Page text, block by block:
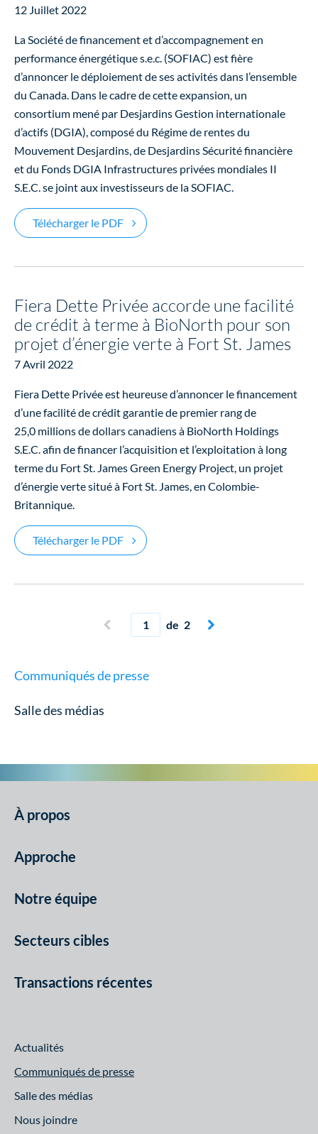
Communiqués de presse
Salle des médias
12 Juillet 2022
La Société de financement et d’accompagnement en
performance énergétique s.e.c. (SOFIAC) est fière
d’annoncer le déploiement de ses activités dans l’ensemble
du Canada. Dans le cadre de cette expansion, un
consortium mené par Desjardins Gestion internationale
d’actifs (DGIA), composé du Régime de rentes du
Mouvement Desjardins, de Desjardins Sécurité financière
et du Fonds DGIA Infrastructures privées mondiales II
S.E.C. se joint aux investisseurs de la SOFIAC.
Télécharger le PDFFiera Dette Privée contribue à
Fiera Dette Privée accorde une facilité
de crédit à terme à BioNorth pour son
projet d’énergie verte à Fort St. James
7 Avril 2022
Fiera Dette Privée est heureuse d’annoncer le financement
d’une facilité de crédit garantie de premier rang de
25,0 millions de dollars canadiens à BioNorth Holdings
S.E.C. afin de financer l’acquisition et l’exploitation à long
terme du Fort St. James Green Energy Project, un projet
d’énergie verte situé à Fort St. James, en Colombie-
Britannique.
Télécharger le PDFFiera Dette Privée accorde une facilité
 Page précédente
Page actuelle
de 2 Page suivante

À propos
Approche
Notre équipe
Secteurs cibles
Transactions récentes
Actualités
Communiqués de presse
Salle des médias
Nous joindre